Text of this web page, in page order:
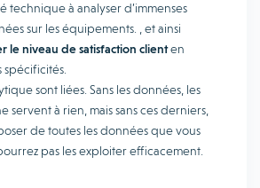
technique à analyser d’immenses
sur les équipements. , et ainsi
le niveau de satisfaction clienten
sont liées. Sans les données, les
servent à rien, mais sans ces derniers,
de toutes les données que vous
pas les exploiter efficacement.